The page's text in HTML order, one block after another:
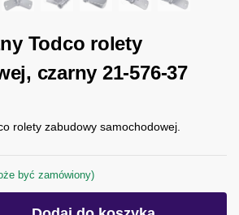
Todco rolety
czarny 21-576-37
rolety zabudowy samochodowej.
być zamówiony)